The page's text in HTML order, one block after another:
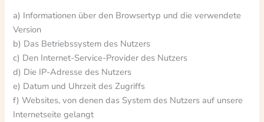
a) Informationen über den Browsertyp und die verwendete
Version
b) Das Betriebssystem des Nutzers
c) Den Internet-Service-Provider des Nutzers
d) Die IP-Adresse des Nutzers
e) Datum und Uhrzeit des Zugriffs
f) Websites, von denen das System des Nutzers auf unsere
Internetseite gelangt